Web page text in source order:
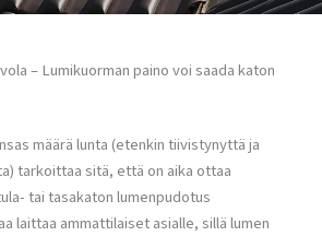
– Lumikuorman paino voi saada katon
määrä lunta (etenkin tiivistynyttä ja
tarkoittaa sitä, että on aika ottaa
tai tasakaton lumenpudotus
laittaa ammattilaiset asialle, sillä lumen